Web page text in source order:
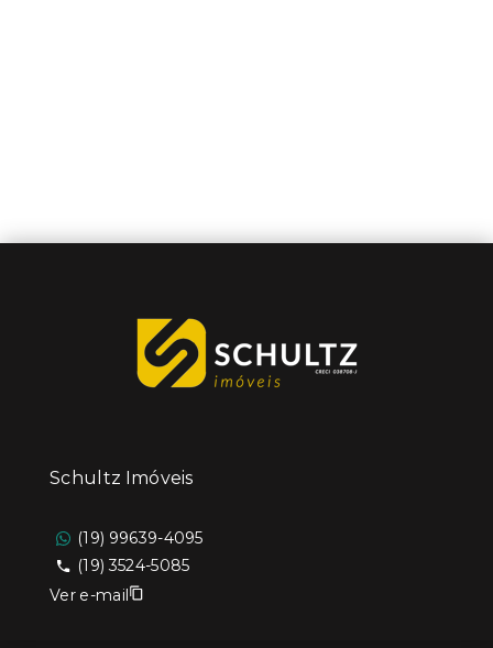
Schultz Imóveis
(19) 99639-4095
(19) 3524-5085
Ver e-mail